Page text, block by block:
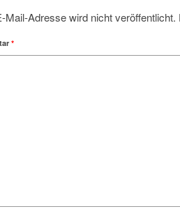
Mail-Adresse wird nicht veröffentlicht.
*